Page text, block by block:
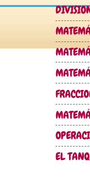
EL